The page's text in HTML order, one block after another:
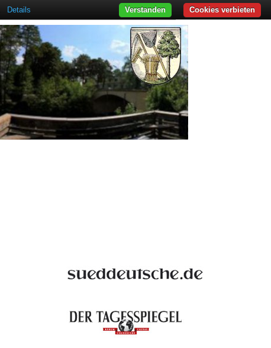
Details Cookies verbieten
Verstanden